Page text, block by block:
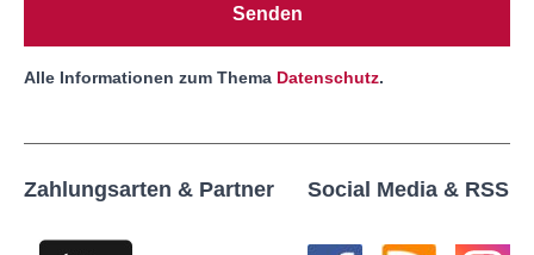
Senden
Alle Informationen zum Thema Datenschutz.
Zahlungsarten & Partner Social Media & RSS